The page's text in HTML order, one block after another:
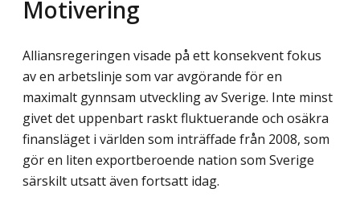
Motivering
Alliansregeringen visade på ett konsekvent fokus
av en arbetslinje som var avgörande för en
maximalt gynnsam utveckling av Sverige. Inte minst
givet det uppenbart raskt fluktuerande och osäkra
finansläget i världen som inträffade från 2008, som
gör en liten exportberoende nation som Sverige
särskilt utsatt även fortsatt idag.